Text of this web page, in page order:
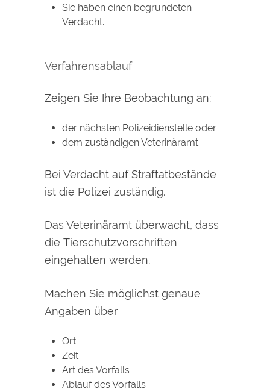
Sie haben einen begründeten
Verdacht.
Verfahrensablauf
Zeigen Sie Ihre Beobachtung an:
der nächsten Polizeidienstelle oder
dem zuständigen Veterinäramt
Bei Verdacht auf Straftatbestände
ist die Polizei zuständig.
Das Veterinäramt überwacht, dass
die Tierschutzvorschriften
eingehalten werden.
Machen Sie möglichst genaue
Angaben über
Ort
Zeit
Art des Vorfalls
Ablauf des Vorfalls